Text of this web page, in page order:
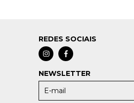
REDES SOCIAIS
NEWSLETTER